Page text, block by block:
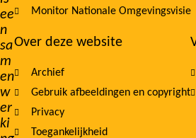
ee
n
sa
m
en
w
er
ki
Monitor Nationale Omgevingsvisie
Over deze website
Archief
Gebruik afbeeldingen en copyright
Privacy
Toegankelijkheid